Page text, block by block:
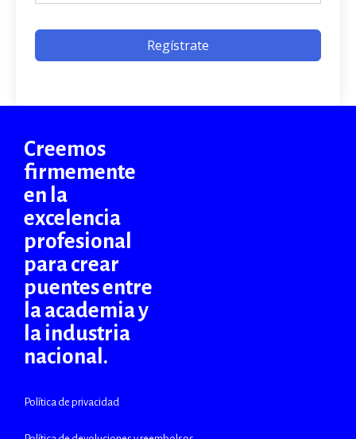
Regístrate
Creemos
firmemente
en la
excelencia
profesional
para crear
puentes entre
la academia y
la industria
nacional.
Política de privacidad